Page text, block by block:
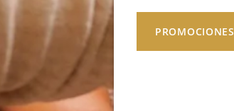
PROMOCIONES